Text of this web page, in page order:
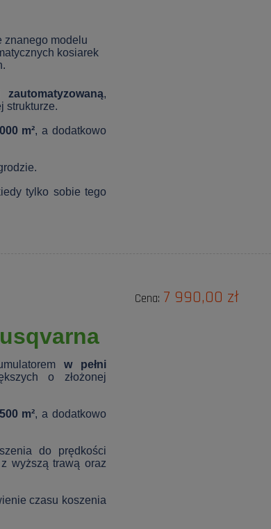
znanego modelu
kosiarek
zautomatyzowaną,
strukturze.
m², a dodatkowo
tylko sobie tego
w pełni
o złożonej
m², a dodatkowo
do prędkości
wyższą trawą oraz
czasu koszenia
Cena: 7 990,00 zł